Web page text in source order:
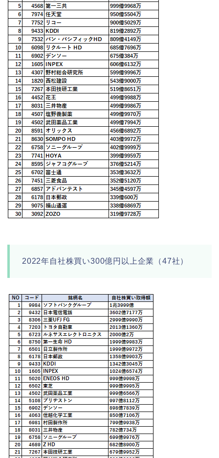
2022年自社株買い300億円以上企業（47社）